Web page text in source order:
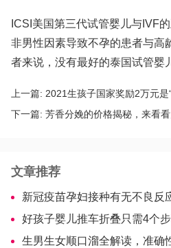
ICSI美国第三代试管婴儿与IVF
非男性因素导致不孕的患者与高
者来说，没有最好的泰国试管婴
上一篇: 2021生孩子国家奖励2万元是
下一篇: 芳香分娩的价格揭秘，来看
文章推荐
新冠疫苗孕妇接种有无不良反应，中
好孩子婴儿推车折叠只需4个
生男生女顺口溜全解读，准确性如